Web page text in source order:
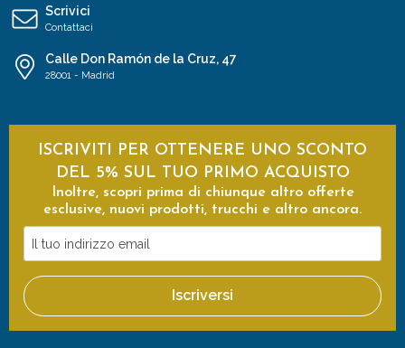
Scrivici
Contattaci
Calle Don Ramón de la Cruz, 47
28001 - Madrid
ISCRIVITI PER OTTENERE UNO SCONTO
DEL 5% SUL TUO PRIMO ACQUISTO
Inoltre, scopri prima di chiunque altro offerte
esclusive, nuovi prodotti, trucchi e altro ancora.
tuo
indirizzo
email
Iscriversi